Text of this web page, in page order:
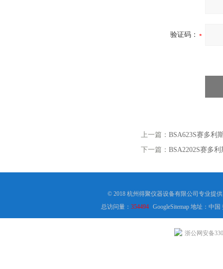
验证码：
上一篇： BSA623S赛多利
下一篇： BSA2202S赛多
© 2018 杭州得聚仪器设备有限公司专业提
总访问量：354494 GoogleSitemap地址：中国
浙公网安备